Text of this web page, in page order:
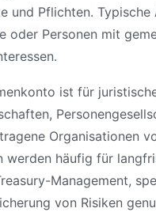
und Pflichten. Typische
oder Personen mit
ist für
Organisationen
werden häufig für
Management,
von Risiken